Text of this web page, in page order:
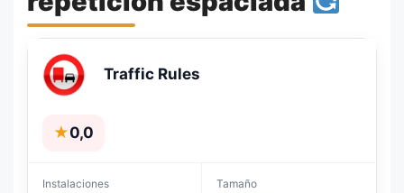
Traffic Rules
★0,0
Instalaciones Tamaño